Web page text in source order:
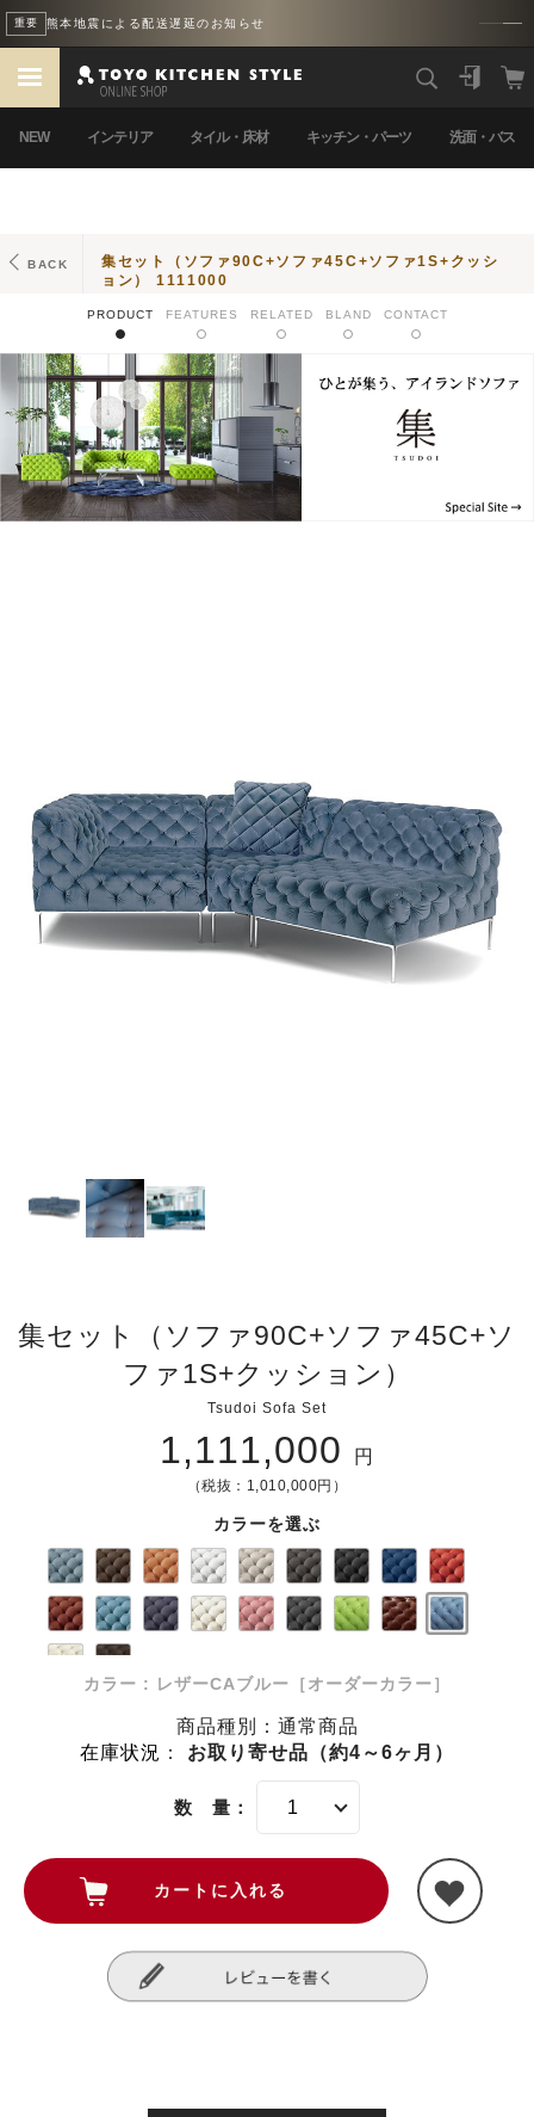
重要 熊本地震による配送遅延のお知らせ
NEW インテリア タイル・床材 キッチン・パーツ 洗面・バス
BACK
集セット（ソファ90C+ソファ45C+ソファ1S+クッシ
ョン） 1111000
PRODUCT FEATURES RELATED BLAND CONTACT
集セット（ソファ90C+ソファ45C+ソ
ファ1S+クッション）
Tsudoi Sofa Set
1,111,000 円
（税抜：1,010,000円）
カラーを選ぶ
カラー : レザーCAブルー［オーダーカラー］
商品種別：通常商品
在庫状況 ： お取り寄せ品（約4～6ヶ月）
数 量：